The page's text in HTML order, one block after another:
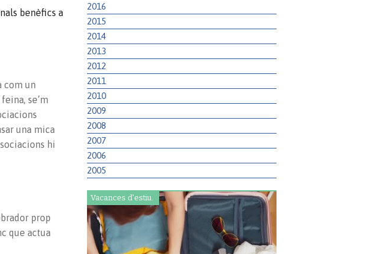
benèfics a
com un
se’m
una mica
hi
prop
que actua
2016
2015
2014
2013
2012
2011
2010
2009
2008
2007
2006
2005
Vacances d'estiu.